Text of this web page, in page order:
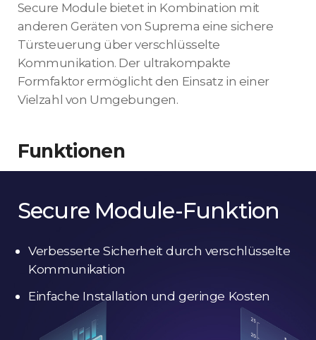
Secure Module bietet in Kombination mit
anderen Geräten von Suprema eine sichere
Türsteuerung über verschlüsselte
Kommunikation. Der ultrakompakte
Formfaktor ermöglicht den Einsatz in einer
Vielzahl von Umgebungen.
Funktionen
Secure Module-Funktion
Verbesserte Sicherheit durch verschlüsselte
Kommunikation
Einfache Installation und geringe Kosten